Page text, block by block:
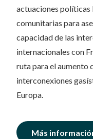
actuaciones políticas
comunitarias para
capacidad de las
internacionales con
ruta para el aumento
interconexiones
Europa.
Más